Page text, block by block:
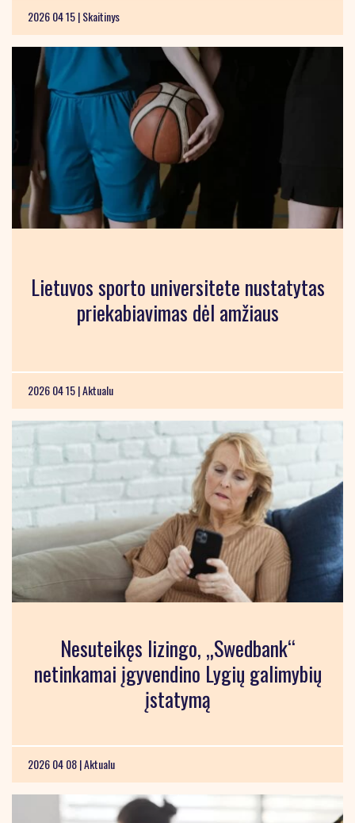
2026 04 15 |Skaitinys
Lietuvos sporto universitete nustatytas
priekabiavimas dėl amžiaus
2026 04 15 |Aktualu
Nesuteikęs lizingo, „Swedbank“
netinkamai įgyvendino Lygių galimybių
įstatymą
2026 04 08 |Aktualu